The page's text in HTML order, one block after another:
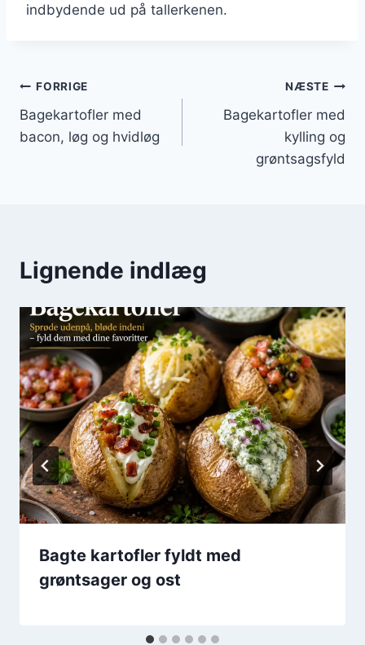
indbydende ud på tallerkenen.
Indlægsnavigation
FORRIGE
Bagekartofler med
bacon, løg og hvidløg
NÆSTE
Bagekartofler med
kylling og
grøntsagsfyld
Lignende indlæg
Bagte kartofler fyldt med
grøntsager og ost